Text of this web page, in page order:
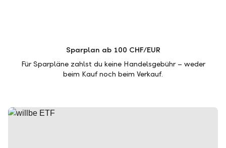
Sparplan ab 100 CHF/EUR
Für Sparpläne zahlst du keine Handelsgebühr – weder
beim Kauf noch beim Verkauf.